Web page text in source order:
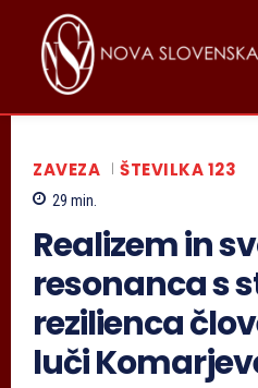
ZAVEZA ŠTEVILKA 123
29 min.
Realizem in
resonanca s
rezilienca
luči